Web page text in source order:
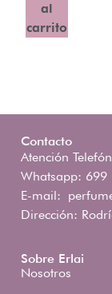
al
carrito
Contacto
Atención
Whatsapp: 699
E-mail:
Dirección:
Sobre Erlai
Nosotros